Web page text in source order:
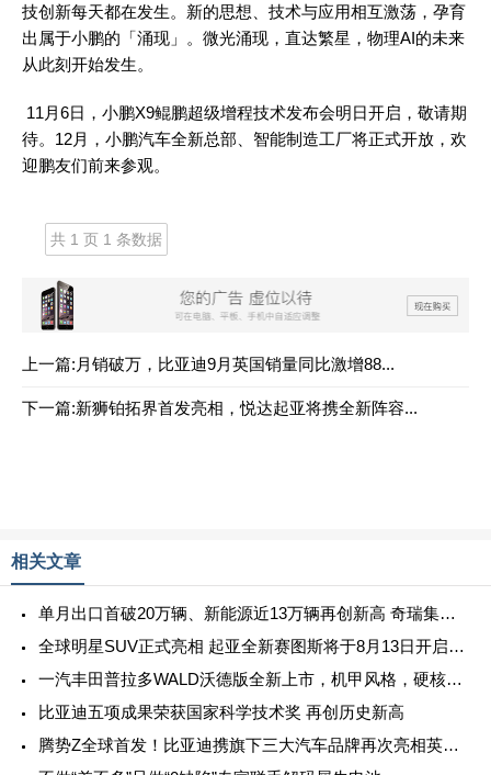
技创新每天都在发生。新的思想、技术与应用相互激荡，孕育
出属于小鹏的「涌现」。微光涌现，直达繁星，物理AI的未来
从此刻开始发生。
11月6日，小鹏X9鲲鹏超级增程技术发布会明日开启，敬请期
待。12月，小鹏汽车全新总部、智能制造工厂将正式开放，欢
迎鹏友们前来参观。
共 1 页 1 条数据
上一篇:月销破万，比亚迪9月英国销量同比激增88...
下一篇:新狮铂拓界首发亮相，悦达起亚将携全新阵容...
相关文章
单月出口首破20万辆、新能源近13万辆再创新高 奇瑞集团7月销量27.7万辆 同比增长23.3%
全球明星SUV正式亮相 起亚全新赛图斯将于8月13日开启预售
一汽丰田普拉多WALD沃德版全新上市，机甲风格，硬核来袭！
比亚迪五项成果荣获国家科学技术奖 再创历史新高
腾势Z全球首发！比亚迪携旗下三大汽车品牌再次亮相英国古德伍德速度节